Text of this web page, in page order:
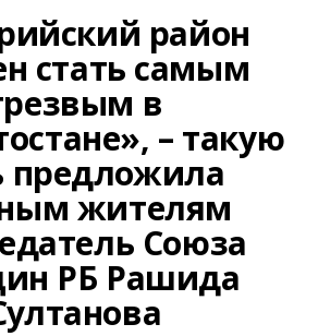
район
стать самым
в
– такую
предложила
жителям
Союза
РБ Рашида